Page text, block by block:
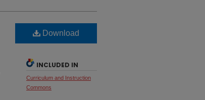
Download
INCLUDED IN
Curriculum and Instruction
Commons